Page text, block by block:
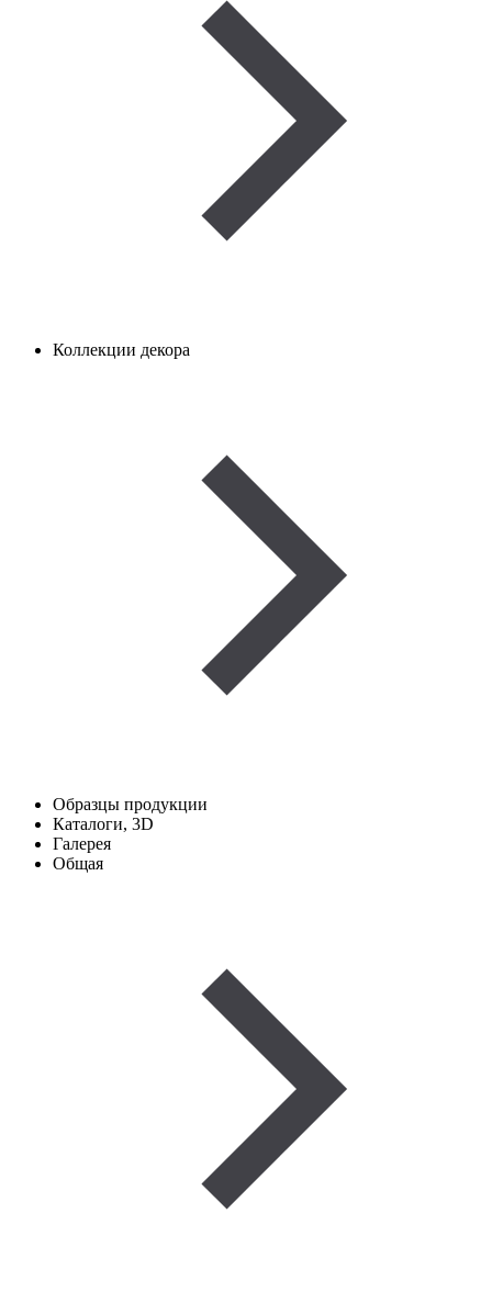
Коллекции декора
Образцы продукции
Каталоги, 3D
Галерея
Общая